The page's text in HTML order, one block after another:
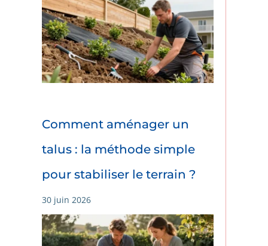
Comment aménager un
talus : la méthode simple
pour stabiliser le terrain ?
30 juin 2026